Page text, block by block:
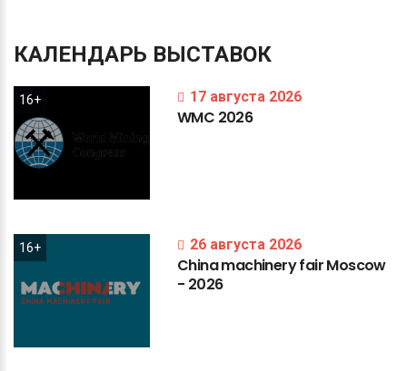
КАЛЕНДАРЬ ВЫСТАВОК
16+ 17 августа 2026
WMC 2026
16+ 26 августа 2026
ChinamachineryfairMoscow
- 2026